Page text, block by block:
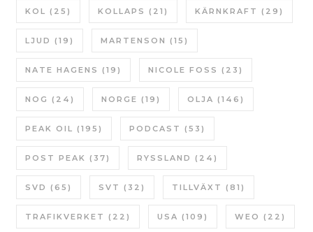
KOL (25) KOLLAPS (21) KÄRNKRAFT (29)
LJUD (19) MARTENSON (15)
NATE HAGENS (19) NICOLE FOSS (23)
NOG (24) NORGE (19) OLJA (146)
PEAK OIL (195) PODCAST (53)
POST PEAK (37) RYSSLAND (24)
SVD (65) SVT (32) TILLVÄXT (81)
TRAFIKVERKET (22) USA (109) WEO (22)